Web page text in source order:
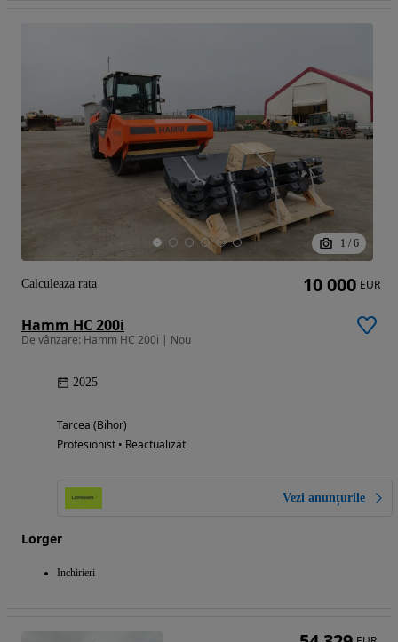
1 / 6
Hamm HC 200i
De vânzare: Hamm HC 200i | Nou
2025
Tarcea (Bihor)
Profesionist • Reactualizat
Vezi anunțurile
Lorger
Inchirieri
10 000 EUR
Calculeaza rata